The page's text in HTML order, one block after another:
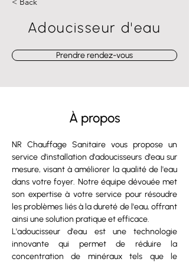
Adoucisseur d'eau
Prendre rendez-vous
À propos
NR Chauffage Sanitaire vous propose un
service d'installation d'adoucisseurs d'eau sur
mesure, visant à améliorer la qualité de l'eau
dans votre foyer. Notre équipe dévouée met
son expertise à votre service pour résoudre
les problèmes liés à la dureté de l'eau, offrant
ainsi une solution pratique et efficace.
L'adoucisseur d'eau est une technologie
innovante qui permet de réduire la
concentration de minéraux tels que le